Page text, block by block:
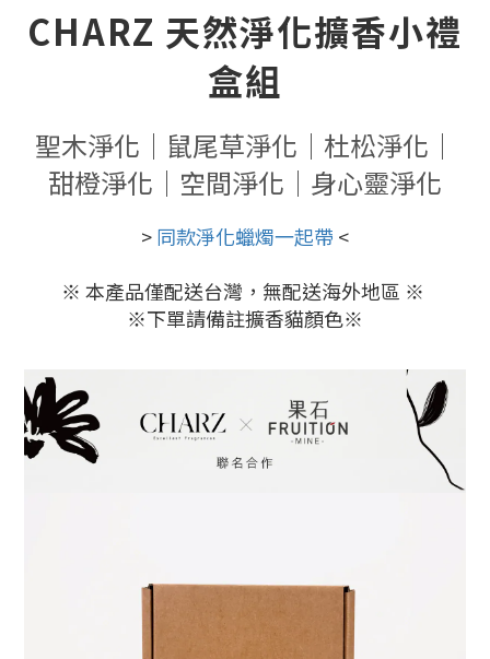
CHARZ 天然淨化擴香小禮
盒組
聖木淨化｜鼠尾草淨化｜杜松淨化｜
甜橙淨化｜空間淨化｜身心靈淨化
>同款淨化蠟燭一起帶 <
※ 本產品僅配送台灣，無配送海外地區 ※
※下單請備註擴香貓顏色※